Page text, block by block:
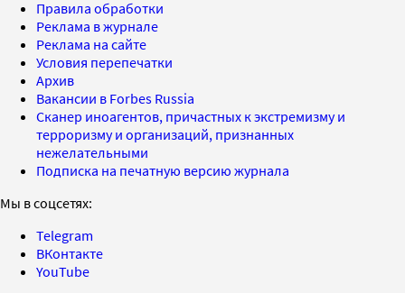
Правила обработки
Реклама в журнале
Реклама на сайте
Условия перепечатки
Архив
Вакансии в Forbes Russia
Сканер иноагентов, причастных к экстремизму и
терроризму и организаций, признанных
нежелательными
Подписка на печатную версию журнала
Мы в соцсетях:
Telegram
ВКонтакте
YouTube